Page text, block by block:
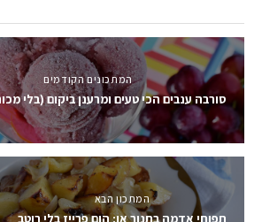
המתכונים הקודמים
סורבה ענבים הכי טעים ומרענן ביקום (בלי
המתכון הבא
תפוחי אדמה בתנור או: הום פרייז בלי רוטב